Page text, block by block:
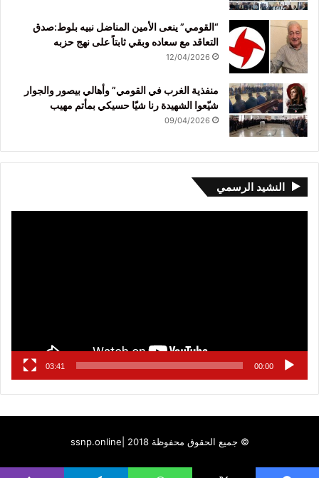
“القومي” ينعى الأمين المناضل نبيه بلوط:صدق
التعاقد مع سعاده وبقي ثابتاً على نهج حزبه
12/04/2026
منفذية الغرب في القومي” وأهالي بيصور والجوار
شيّعوا الشهيدة رنا شيّا حسيكي بمأتم مهيب
09/04/2026
النشيد الرسمي
00:00
03:41
© جميع الحقوق محفوظة 2018 | ssnp.online